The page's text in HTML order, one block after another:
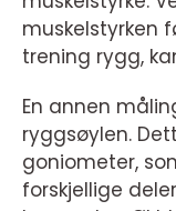
muskelstyrken
trening rygg,
En annen
ryggsøylen.
goniometer,
forskjellige